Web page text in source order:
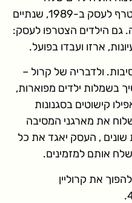
לפלאיירים שחילקה. מייקל הצטרף לעסק ב-1989, שנתיים
הילדים הצטרפו לעסק:
ארזו ועבדו בפועל.
ולדבריה של קרול –
בשמלות ילדים מפוארות,
קישוטים בסגנונות
את מארגני המסיבה
שונים , העסק יאגד את כל
אותם למזמינים.
את קרוליין